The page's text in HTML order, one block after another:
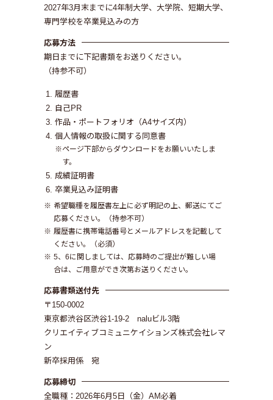
2027年3月末までに4年制大学、大学院、短期大学、
専門学校を卒業見込みの方
応募方法
期日までに下記書類をお送りください。
（持参不可）
履歴書
自己PR
作品・ポートフォリオ（A4サイズ内）
個人情報の取扱に関する同意書
※ページ下部からダウンロードをお願いいたしま
す。
成績証明書
卒業見込み証明書
希望職種を履歴書左上に必ず明記の上、郵送にてご
応募ください。（持参不可）
履歴書に携帯電話番号とメールアドレスを記載して
ください。（必須）
5、6に関しましては、応募時のご提出が難しい場
合は、ご用意ができ次第お送りください。
応募書類送付先
〒150-0002
東京都渋谷区渋谷1-19-2 naluビル3階
クリエイティブコミュニケイションズ株式会社レマ
ン
新卒採用係 宛
応募締切
全職種：2026年6月5日（金）AM必着